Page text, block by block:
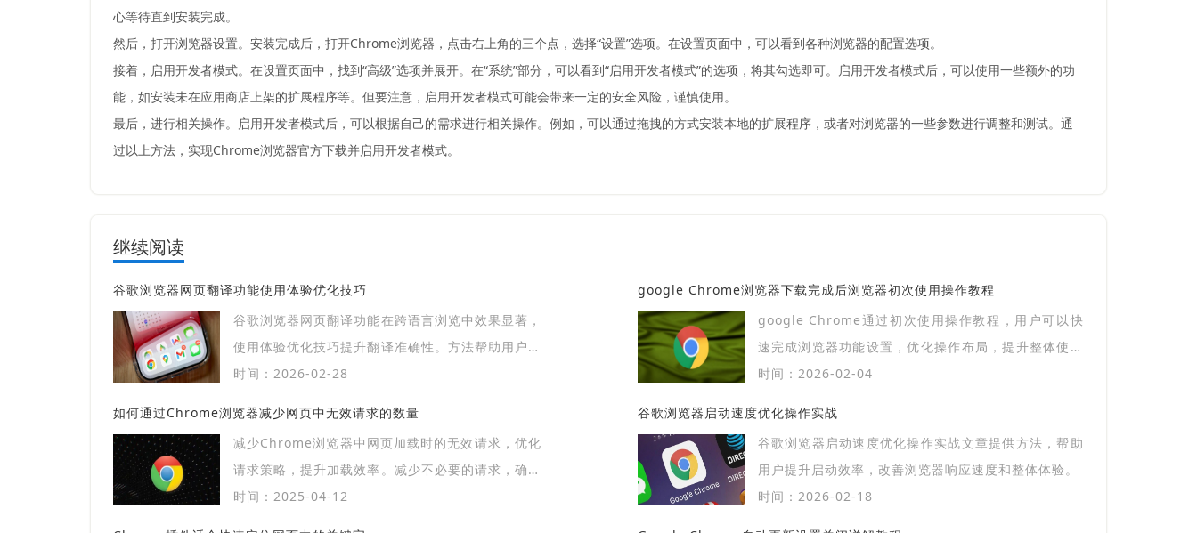
心等待直到安装完成。
然后，打开浏览器设置。安装完成后，打开Chrome浏览器，点击右上角的三个点，选择“设置”选项。在设置页面中，可以看到各种浏览器的配置选项。
接着，启用开发者模式。在设置页面中，找到“高级”选项并展开。在“系统”部分，可以看到“启用开发者模式”的选项，将其勾选即可。启用开发者模式后，可以使用一些额外的功
能，如安装未在应用商店上架的扩展程序等。但要注意，启用开发者模式可能会带来一定的安全风险，谨慎使用。
最后，进行相关操作。启用开发者模式后，可以根据自己的需求进行相关操作。例如，可以通过拖拽的方式安装本地的扩展程序，或者对浏览器的一些参数进行调整和测试。通
过以上方法，实现Chrome浏览器官方下载并启用开发者模式。
继续阅读
谷歌浏览器网页翻译功能使用体验优化技巧
谷歌浏览器网页翻译功能在跨语言浏览中效果显著，
使用体验优化技巧提升翻译准确性。方法帮助用户快
速获取信息，提高阅读效率。
时间：2026-02-28
google Chrome浏览器下载完成后浏览器初次使用操作教程
google Chrome通过初次使用操作教程，用户可以快
速完成浏览器功能设置，优化操作布局，提升整体使用
体验。
时间：2026-02-04
如何通过Chrome浏览器减少网页中无效请求的数量
减少Chrome浏览器中网页加载时的无效请求，优化
请求策略，提升加载效率。减少不必要的请求，确保
页面资源快速加载，提升网页性能。
时间：2025-04-12
谷歌浏览器启动速度优化操作实战
谷歌浏览器启动速度优化操作实战文章提供方法，帮助
用户提升启动效率，改善浏览器响应速度和整体体验。
时间：2026-02-18